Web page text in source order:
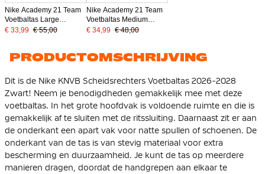
Nike Academy 21 Team
Voetbaltas Large
Schoenenvak Zwart
€ 33,99 € 55,00
Nike Academy 21 Team
Voetbaltas Medium
Schoenenvak Zwart
€ 34,99 € 48,00
PRODUCTOMSCHRIJVING
Dit is de Nike KNVB Scheidsrechters Voetbaltas 2026-2028
Zwart! Neem je benodigdheden gemakkelijk mee met deze
voetbaltas. In het grote hoofdvak is voldoende ruimte en die is
gemakkelijk af te sluiten met de ritssluiting. Daarnaast zit er aan
de onderkant een apart vak voor natte spullen of schoenen. De
onderkant van de tas is van stevig materiaal voor extra
bescherming en duurzaamheid. Je kunt de tas op meerdere
manieren dragen, doordat de handgrepen aan elkaar te